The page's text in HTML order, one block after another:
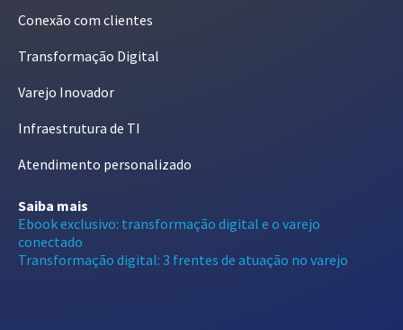
Conexão com clientes
Transformação Digital
Varejo Inovador
Infraestrutura de TI
Atendimento personalizado
Saiba mais
Ebook exclusivo: transformação digital e o varejo
conectado
Transformação digital: 3 frentes de atuação no varejo